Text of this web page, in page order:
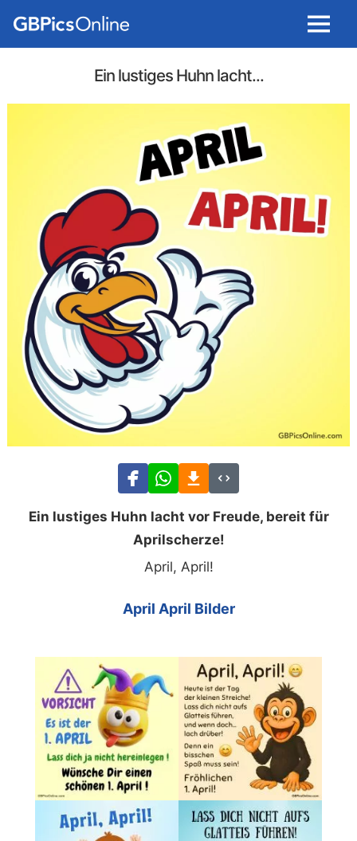
Menu
Ein lustiges Huhn lacht...
Ein lustiges Huhn lacht vor Freude, bereit für
Aprilscherze!
April, April!
April April Bilder